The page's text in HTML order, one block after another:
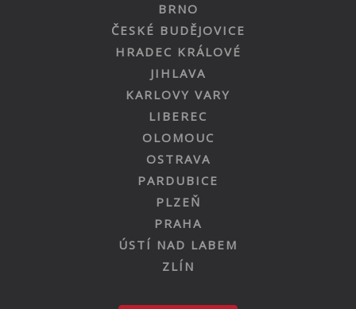
BRNO
ČESKÉ BUDĚJOVICE
HRADEC KRÁLOVÉ
JIHLAVA
KARLOVY VARY
LIBEREC
OLOMOUC
OSTRAVA
PARDUBICE
PLZEŇ
PRAHA
ÚSTÍ NAD LABEM
ZLÍN